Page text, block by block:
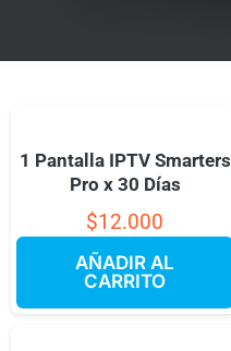
1 Pantalla IPTV Smarters
Pro x 30 Días
$12.000
AÑADIR AL
CARRITO